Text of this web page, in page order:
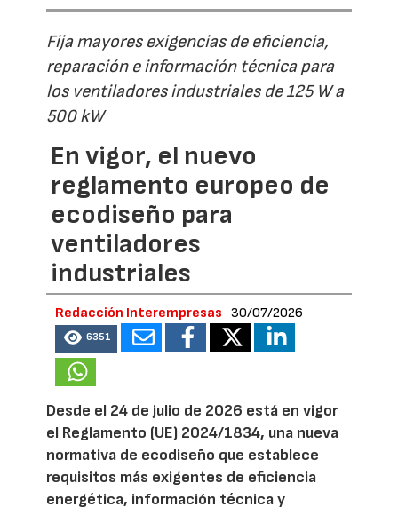
Fija mayores exigencias de eficiencia,
reparación e información técnica para
los ventiladores industriales de 125 W a
500 kW
En vigor, el nuevo
reglamento europeo de
ecodiseño para
ventiladores
industriales
Redacción Interempresas 30/07/2026
6351
Desde el 24 de julio de 2026 está en vigor
el Reglamento (UE) 2024/1834, una nueva
normativa de ecodiseño que establece
requisitos más exigentes de eficiencia
energética, información técnica y